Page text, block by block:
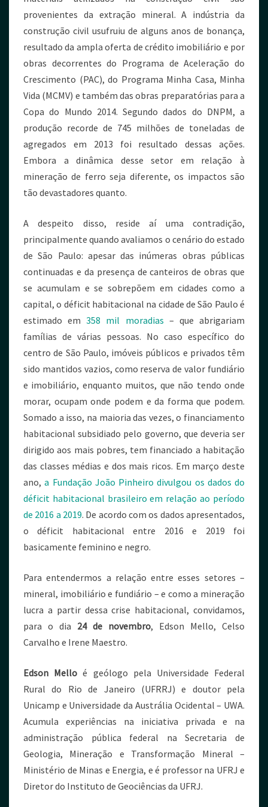
provenientes da extração mineral. A indústria da
construção civil usufruiu de alguns anos de bonança,
resultado da ampla oferta de crédito imobiliário e por
obras decorrentes do Programa de Aceleração do
Crescimento (PAC), do Programa Minha Casa, Minha
Vida (MCMV) e também das obras preparatórias para a
Copa do Mundo 2014. Segundo dados do DNPM, a
produção recorde de 745 milhões de toneladas de
agregados em 2013 foi resultado dessas ações.
Embora a dinâmica desse setor em relação à
mineração de ferro seja diferente, os impactos são
tão devastadores quanto.
A despeito disso, reside aí uma contradição,
principalmente quando avaliamos o cenário do estado
de São Paulo: apesar das inúmeras obras públicas
continuadas e da presença de canteiros de obras que
se acumulam e se sobrepõem em cidades como a
capital, o déficit habitacional na cidade de São Paulo é
estimado em358 mil moradias – que abrigariam
famílias de várias pessoas. No caso específico do
centro de São Paulo, imóveis públicos e privados têm
sido mantidos vazios, como reserva de valor fundiário
e imobiliário, enquanto muitos, que não tendo onde
morar, ocupam onde podem e da forma que podem.
Somado a isso, na maioria das vezes, o financiamento
habitacional subsidiado pelo governo, que deveria ser
dirigido aos mais pobres, tem financiado a habitação
das classes médias e dos mais ricos. Em março deste
ano,a Fundação João Pinheiro divulgou os dados do
déficit habitacional brasileiro em relação ao período
de 2016 a 2019. De acordo com os dados apresentados,
o déficit habitacional entre 2016 e 2019 foi
basicamente feminino e negro.
Para entendermos a relação entre esses setores –
mineral, imobiliário e fundiário – e como a mineração
lucra a partir dessa crise habitacional, convidamos,
para o dia 24 de novembro, Edson Mello, Celso
Carvalho e Irene Maestro.
Edson Mello é geólogo pela Universidade Federal
Rural do Rio de Janeiro (UFRRJ) e doutor pela
Unicamp e Universidade da Austrália Ocidental – UWA.
Acumula experiências na iniciativa privada e na
administração pública federal na Secretaria de
Geologia, Mineração e Transformação Mineral –
Ministério de Minas e Energia, e é professor na UFRJ e
Diretor do Instituto de Geociências da UFRJ.